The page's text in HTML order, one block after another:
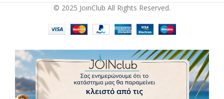
© 2025 JoinClub All Rights Reserved.